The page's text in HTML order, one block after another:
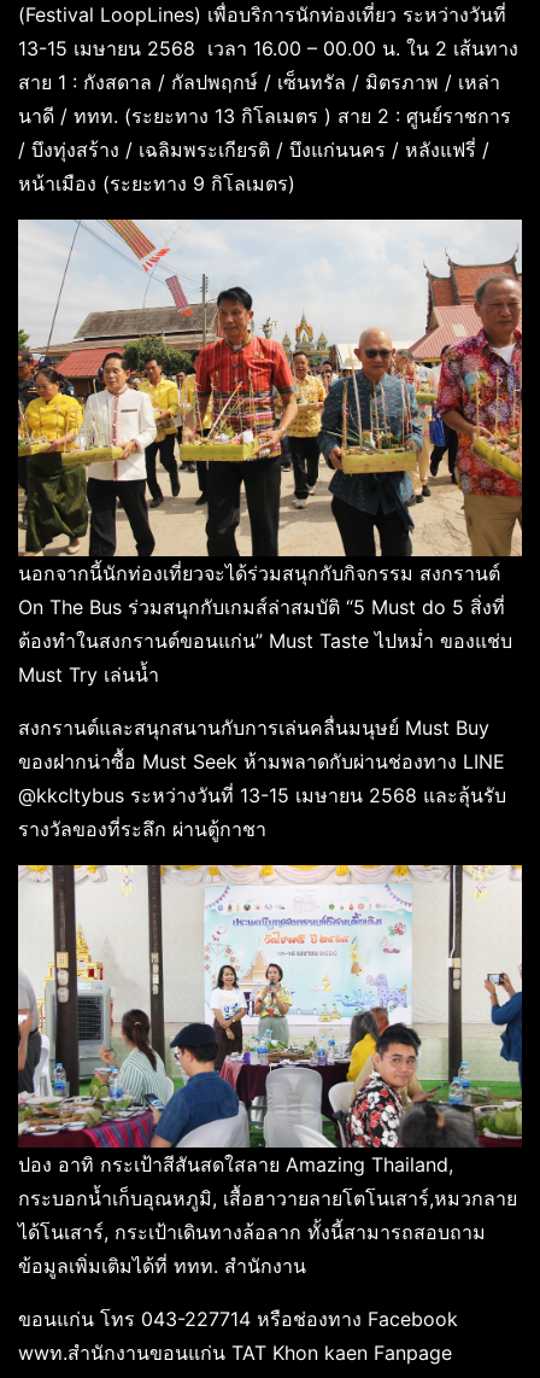
(Festival LoopLines) เพื่อบริการนักท่องเที่ยว ระหว่างวันที่
13-15 เมษายน 2568 เวลา 16.00 – 00.00 น. ใน 2 เส้นทาง
สาย 1 : กังสดาล / กัลปพฤกษ์ / เซ็นทรัล / มิตรภาพ / เหล่า
นาดี / ททท. (ระยะทาง 13 กิโลเมตร ) สาย 2 : ศูนย์ราชการ
/ บึงทุ่งสร้าง / เฉลิมพระเกียรติ / บึงแก่นนคร / หลังแฟรี่ /
หน้าเมือง (ระยะทาง 9 กิโลเมตร)
นอกจากนี้นักท่องเที่ยวจะได้ร่วมสนุกกับกิจกรรม สงกรานต์
On The Bus ร่วมสนุกกับเกมส์ล่าสมบัติ “5 Must do 5 สิ่งที่
ต้องทำในสงกรานต์ขอนแก่น” Must Taste ไปหม่ำ ของแช่บ
Must Try เล่นน้ำ
สงกรานต์และสนุกสนานกับการเล่นคลื่นมนุษย์ Must Buy
ของฝากน่าซื้อ Must Seek ห้ามพลาดกับผ่านช่องทาง LINE
@kkcltybus ระหว่างวันที่ 13-15 เมษายน 2568 และลุ้นรับ
รางวัลของที่ระลึก ผ่านตู้กาชา
ปอง อาทิ กระเป้าสีสันสดใสลาย Amazing Thailand,
กระบอกน้ำเก็บอุณหภูมิ, เสื้อฮาวายลายโตโนเสาร์,หมวกลาย
ได้โนเสาร์, กระเป้าเดินทางล้อลาก ทั้งนี้สามารถสอบถาม
ข้อมูลเพิ่มเติมได้ที่ ททท. สำนักงาน
ขอนแก่น โทร 043-227714 หรือช่องทาง Facebook
wwท.สำนักงานขอนแก่น TAT Khon kaen Fanpage